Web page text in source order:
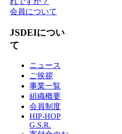
会員について
JSDEIについ
て
ニュース
ご挨拶
事業一覧
組織概要
会員制度
HIP-HOP
G.S.R.